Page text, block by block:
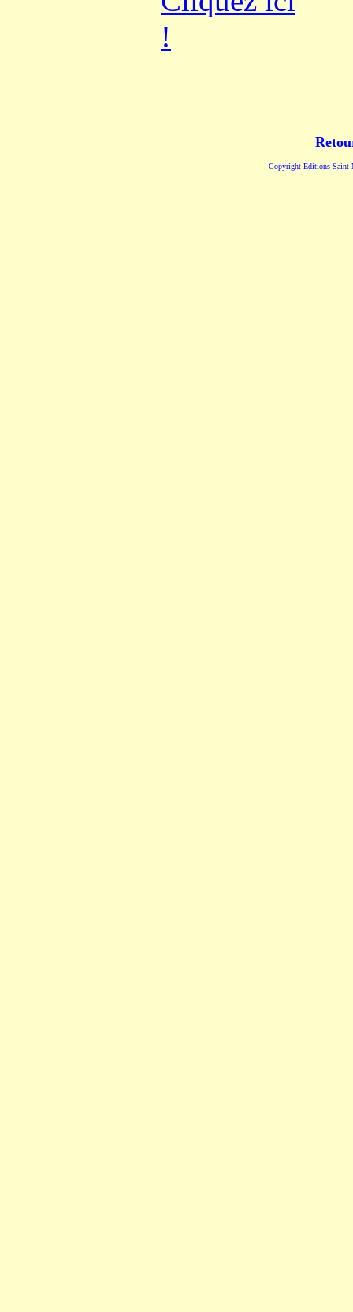
!
Copyright Editions Saint